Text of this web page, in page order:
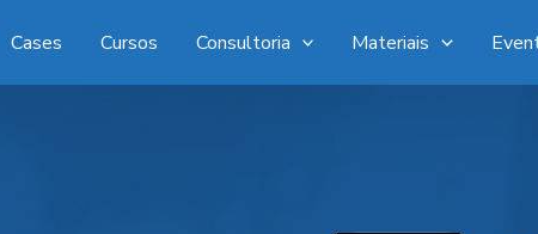
Cases Cursos Consultoria Materiais